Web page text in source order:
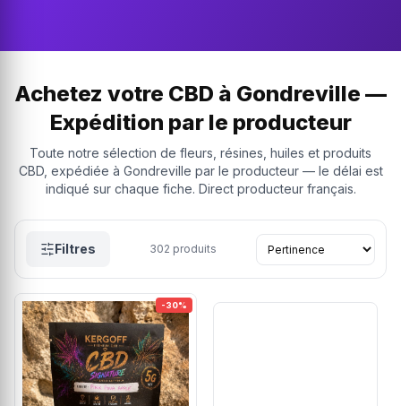
Achetez votre CBD à Gondreville —
Expédition par le producteur
Toute notre sélection de fleurs, résines, huiles et produits
CBD, expédiée à Gondreville par le producteur — le délai est
indiqué sur chaque fiche. Direct producteur français.
Filtres 302 produits
-30%